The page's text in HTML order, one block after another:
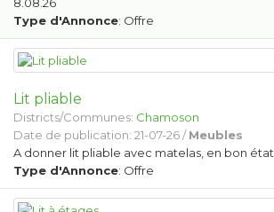
Type d'Annonce: Offre
Lit pliable
Districts/Communes: Chamoson
Date de publication: 21-07-26 /Meubles
A donner lit pliable avec matelas, en bon état
Type d'Annonce: Offre